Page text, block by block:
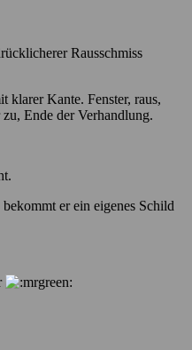
Rausschmiss
klarer Kante. Fenster, raus,
Ende der Verhandlung.
er ein eigenes Schild